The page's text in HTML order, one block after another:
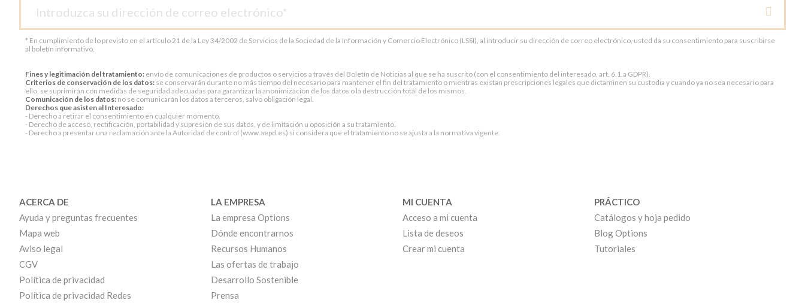
* En cumplimiento de lo previsto en el artículo 21 de la Ley 34/2002 de Servicios de la Sociedad de la Información y Comercio Electrónico (LSSI), al introducir su dirección de correo electrónico, usted da su consentimiento para suscribirse
al boletín informativo.
Fines y legitimación del tratamiento: envío de comunicaciones de productos o servicios a través del Boletín de Noticias al que se ha suscrito (con el consentimiento del interesado, art. 6.1.a GDPR).
Criterios de conservación de los datos: se conservarán durante no más tiempo del necesario para mantener el fin del tratamiento o mientras existan prescripciones legales que dictaminen su custodia y cuando ya no sea necesario para
ello, se suprimirán con medidas de seguridad adecuadas para garantizar la anonimización de los datos o la destrucción total de los mismos.
Comunicación de los datos: no se comunicarán los datos a terceros, salvo obligación legal.
Derechos que asisten al Interesado:
- Derecho a retirar el consentimiento en cualquier momento.
- Derecho de acceso, rectificación, portabilidad y supresión de sus datos, y de limitación u oposición a su tratamiento.
- Derecho a presentar una reclamación ante la Autoridad de control (www.aepd.es) si considera que el tratamiento no se ajusta a la normativa vigente.
ACERCA DE
Ayuda y preguntas frecuentes
Mapa web
Aviso legal
CGV
Política de privacidad
Política de privacidad Redes
LA EMPRESA
La empresa Options
Dónde encontrarnos
Recursos Humanos
Las ofertas de trabajo
Desarrollo Sostenible
Prensa
MI CUENTA
Acceso a mi cuenta
Lista de deseos
Crear mi cuenta
PRÁCTICO
Catálogos y hoja pedido
Blog Options
Tutoriales